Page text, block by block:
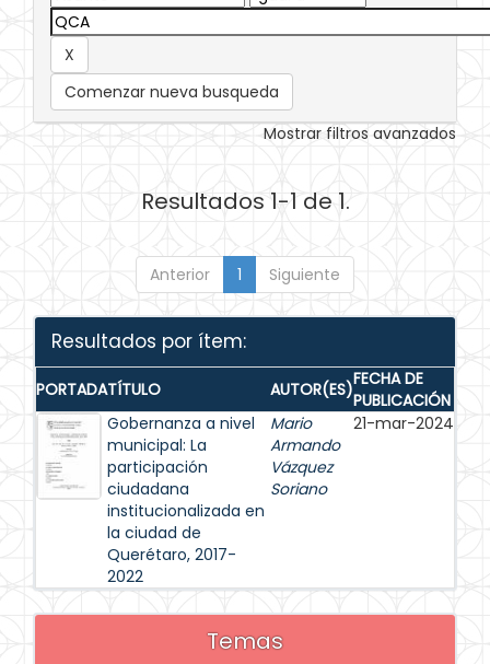
Comenzar nueva busqueda
Mostrar filtros avanzados
Resultados 1-1 de 1.
Anterior 1 Siguiente
Resultados por ítem:
PORTADATÍTULO AUTOR(ES)FECHA DE
PUBLICACIÓN
Gobernanza a nivel
municipal: La
participación
ciudadana
institucionalizada en
la ciudad de
Querétaro, 2017-
2022
Mario
Armando
Vázquez
Soriano
21-mar-2024
Temas